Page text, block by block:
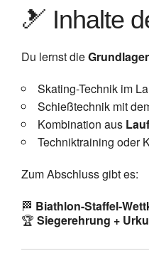
🎿 Inhalte
Du lernst die
Skating-Technik im
Schießtechnik mit
Kombination aus
Techniktraining oder
Zum Abschluss gibt es:
🏁 Biathlon-Staffel-
🏆 Siegerehrung +